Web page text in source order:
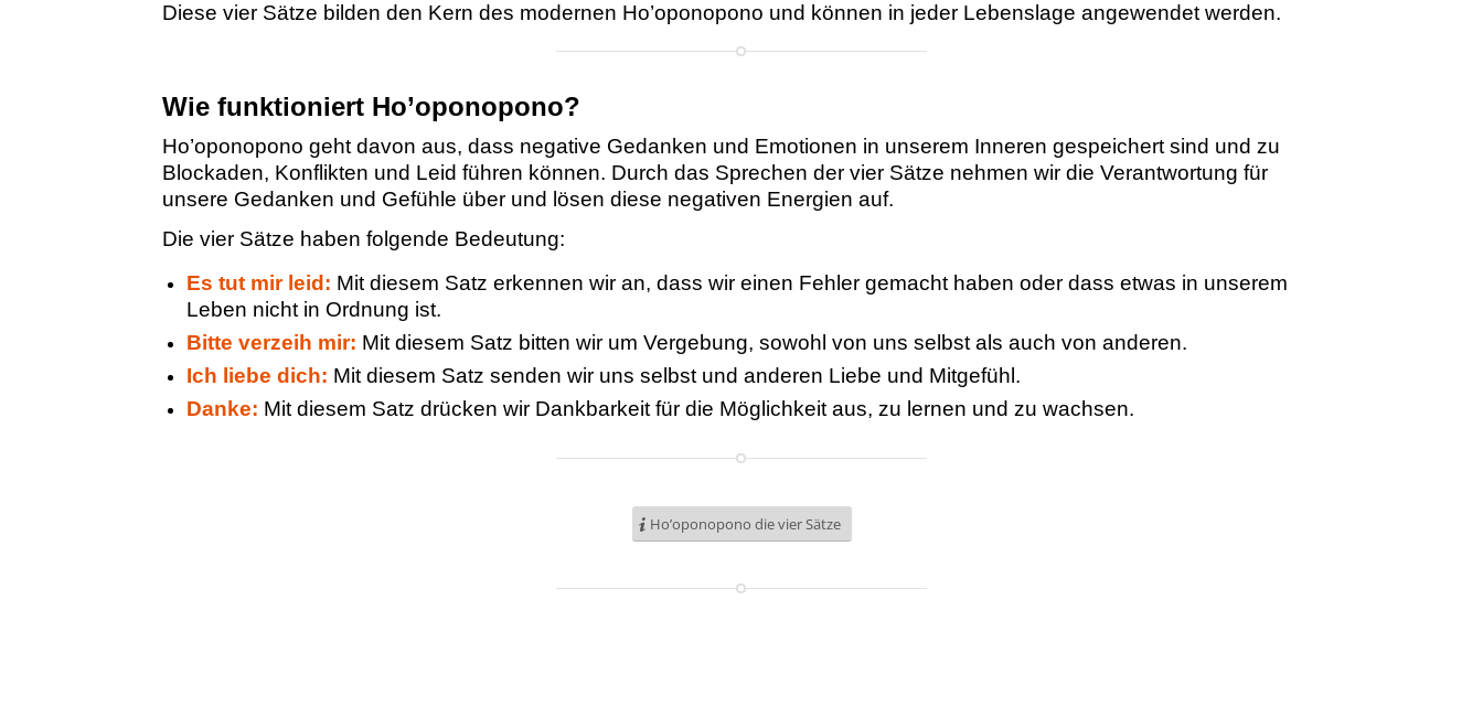
Diese vier Sätze bilden den Kern des modernen Ho’oponopono und können in jeder Lebenslage angewendet werden.
Wie funktioniert Ho’oponopono?
Ho’oponopono geht davon aus, dass negative Gedanken und Emotionen in unserem Inneren gespeichert sind und zu
Blockaden, Konflikten und Leid führen können. Durch das Sprechen der vier Sätze nehmen wir die Verantwortung für
unsere Gedanken und Gefühle über und lösen diese negativen Energien auf.
Die vier Sätze haben folgende Bedeutung:
Es tut mir leid: Mit diesem Satz erkennen wir an, dass wir einen Fehler gemacht haben oder dass etwas in unserem
Leben nicht in Ordnung ist.
Bitte verzeih mir: Mit diesem Satz bitten wir um Vergebung, sowohl von uns selbst als auch von anderen.
Ich liebe dich: Mit diesem Satz senden wir uns selbst und anderen Liebe und Mitgefühl.
Danke: Mit diesem Satz drücken wir Dankbarkeit für die Möglichkeit aus, zu lernen und zu wachsen.
Ho’oponopono die vier Sätze